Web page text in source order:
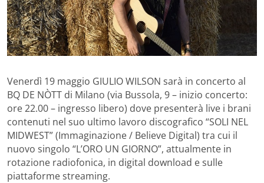
Venerdì 19 maggio GIULIO WILSON sarà in concerto al
BQ DE NÒTT di Milano (via Bussola, 9 – inizio concerto:
ore 22.00 – ingresso libero) dove presenterà live i brani
contenuti nel suo ultimo lavoro discografico “SOLI NEL
MIDWEST” (Immaginazione / Believe Digital) tra cui il
nuovo singolo “L’ORO UN GIORNO”, attualmente in
rotazione radiofonica, in digital download e sulle
piattaforme streaming.